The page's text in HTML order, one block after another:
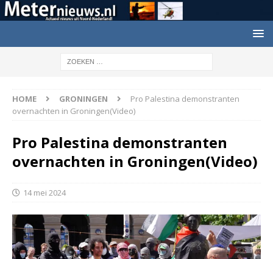
HOME GRONINGEN
Pro Palestina demonstranten
overnachten in Groningen(Video)
Pro Palestina demonstranten
overnachten in Groningen(Video)
14 mei 2024